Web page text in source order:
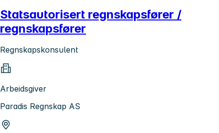
Statsautorisert regnskapsfører /
regnskapsfører
Regnskapskonsulent
Arbeidsgiver
Paradis Regnskap AS